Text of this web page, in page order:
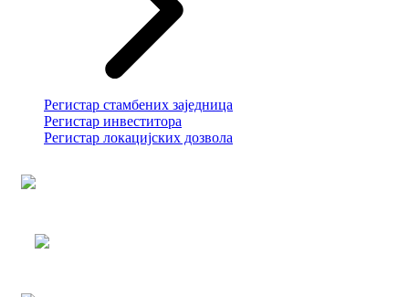
Регистар стамбених заједница
Регистар инвеститора
Регистар локацијских дозвола